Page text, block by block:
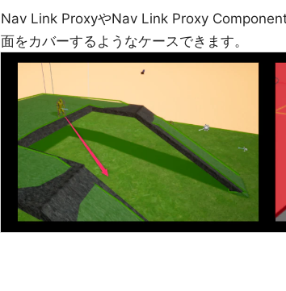
Nav Link ProxyやNav Link Proxy
面をカバーするようなケースできます。